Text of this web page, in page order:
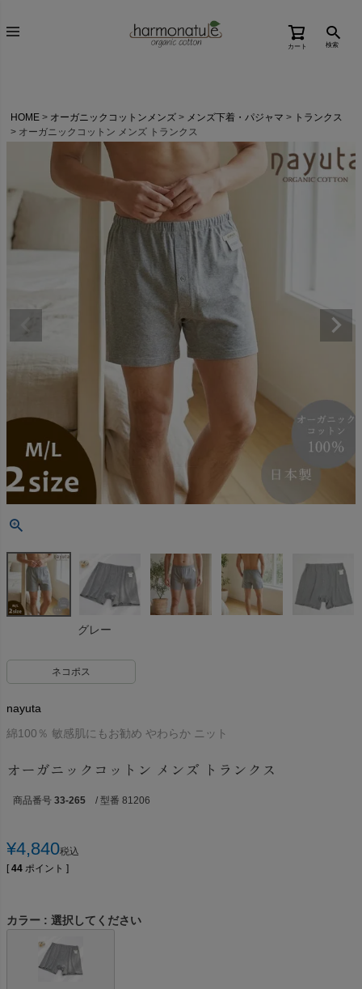
カート 検索
HOME オーガニックコットンメンズ メンズ下着・パジャマ
トランクス
オーガニックコットン メンズ トランクス
グレー
ネコポス
nayuta
綿100％ 敏感肌にもお勧め やわらか ニット
オーガニックコットン メンズ トランクス
商品番号 33-265 / 型番 81206
¥4,840税込
[ 44 ポイント ]
カラー 選択してください